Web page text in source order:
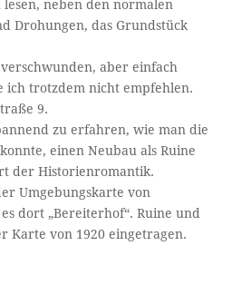
neben den normalen
Drohungen, das Grundstück
aber einfach
ich trotzdem nicht empfehlen.
9.
zu erfahren, wie man die
einen Neubau als Ruine
der Historienromantik.
Umgebungskarte von
dort „Bereiterhof“. Ruine und
Karte von 1920 eingetragen.